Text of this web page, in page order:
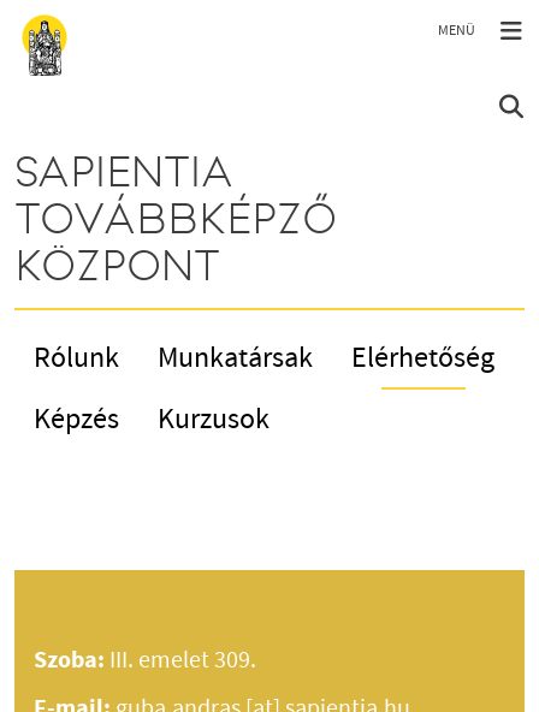
Ugrás a tartalomra
SAPIENTIA
TOVÁBBKÉPZŐ
KÖZPONT
Rólunk Munkatársak
Elérhetőség
Képzés
Kurzusok
Szoba: III. emelet 309.